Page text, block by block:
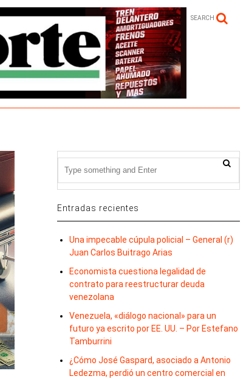
SEARCH
Entradas recientes
Una impecable cúpula policial – General (r)
Juan Carlos Buitrago Arias
Economista cuestiona legalidad de
contrato para reestructurar deuda
venezolana
Venezuela, «diálogo nacional» para un
futuro ya escrito por EE. UU. – Por Estefano
Tamburrini
¿Cómo José Gaspard, asociado a Antonio
Ledezma, perdió un centro comercial en